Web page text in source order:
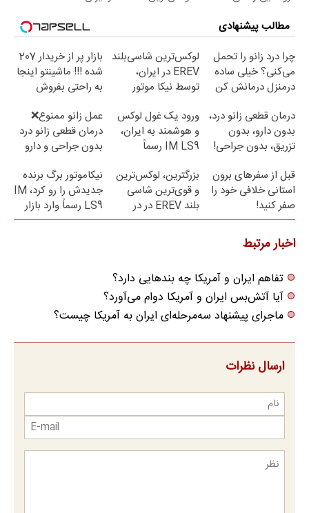
مطالب پیشنهادی
چرا درد زانو را تحمل
می‌کنی؟ خیلی ساده
درمنزل درمانش کن
لوکس‌ترین شاسی‌بلند
EREV در ایران،
توسط نیکا موتور
بازار پر از خریدار 207
شده !!! ماشینتو اینجا
به راحتی بفروش
درمان قطعی زانو درد،
بدون دارو، بدون
تزریق، بدون جراحی!
ورود یک غول لوکس
و هوشمند به ایران،
IM LS9 رسماً
عمل زانو ممنوع❌
درمان قطعی زانو درد
بدون جراحی و دارو
قبل از سفرهای برون
استانی خلافی خود را
صفر کنید!
بزرگترین، لوکس‌ترین
و قوی‌ترین شاسی
بلند EREV در در
ایران رونمایی شد
نیکاموتور برگ برنده
جدیدش را رو کرد، IM
LS9 رسماً وارد بازار
ایران شد
اخبار مرتبط
تفاهم ایران و آمریکا چه بندهایی دارد؟
آیا آتش‌بس ایران و آمریکا دوام می‌آورد؟
ماجرای پیشنهاد سه‌مرحله‌ای ایران به آمریکا چیست؟
ارسال نظرات